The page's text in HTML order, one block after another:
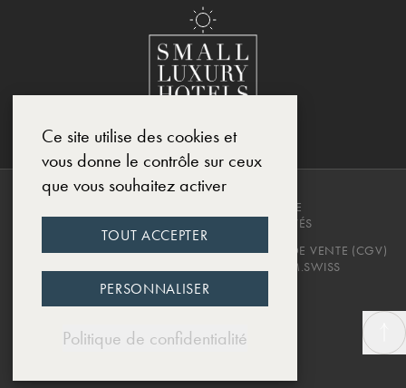
COPYRIGHT © 2025, CHÂTEAU DE
MONTCAUD. TOUS DROITS RÉSERVÉS
POLITIQUE DE CONFIDENTIALITÉCONDITIONS DE VENTE (CGV)
DESIGNED BY EWM.SWISS
Ce site utilise des cookies et
vous donne le contrôle sur ceux
que vous souhaitez activer
TOUT ACCEPTER
PERSONNALISER
Politique de confidentialité